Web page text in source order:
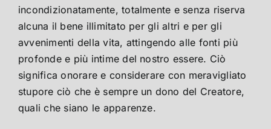
incondizionatamente, totalmente e senza riserva
alcuna il bene illimitato per gli altri e per gli
avvenimenti della vita, attingendo alle fonti più
profonde e più intime del nostro essere. Ciò
significa onorare e considerare con meravigliato
stupore ciò che è sempre un dono del Creatore,
quali che siano le apparenze.